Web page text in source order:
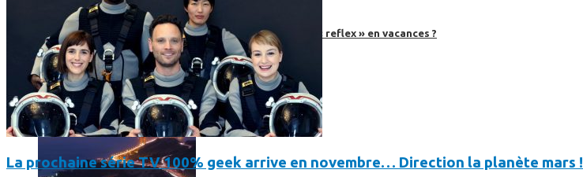
Faut-il encore emmener son bon vieux appareil photo « reflex » en vacances ?
La prochaine série TV 100% geek arrive en novembre… Direction la planète mars !